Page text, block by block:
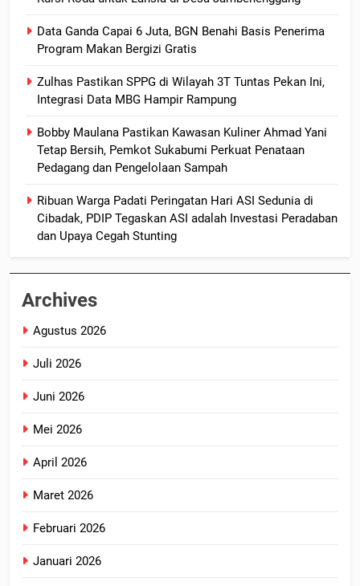
Data Ganda Capai 6 Juta, BGN Benahi Basis Penerima
Program Makan Bergizi Gratis
Zulhas Pastikan SPPG di Wilayah 3T Tuntas Pekan Ini,
Integrasi Data MBG Hampir Rampung
Bobby Maulana Pastikan Kawasan Kuliner Ahmad Yani
Tetap Bersih, Pemkot Sukabumi Perkuat Penataan
Pedagang dan Pengelolaan Sampah
Ribuan Warga Padati Peringatan Hari ASI Sedunia di
Cibadak, PDIP Tegaskan ASI adalah Investasi Peradaban
dan Upaya Cegah Stunting
Archives
Agustus 2026
Juli 2026
Juni 2026
Mei 2026
April 2026
Maret 2026
Februari 2026
Januari 2026